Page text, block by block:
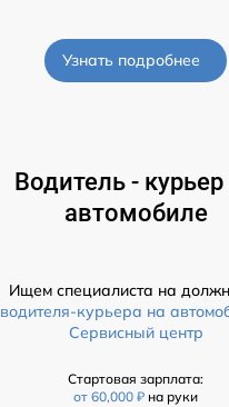
Узнать подробнее
Водитель - курьер
автомобиле
Ищем специалиста на
водителя-курьера на
Сервисный центр
Стартовая зарплата:
от 60,000 ₽ на руки